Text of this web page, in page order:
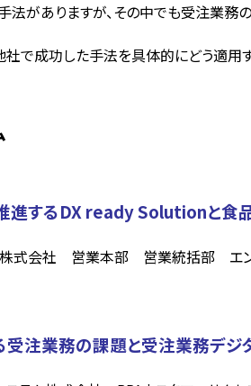
がありますが、その中でも受注業務
で成功した手法を具体的にどう適用
進するDX ready Solutionと食
株式会社 営業本部 営業統括部 エ
受注業務の課題と受注業務デジ